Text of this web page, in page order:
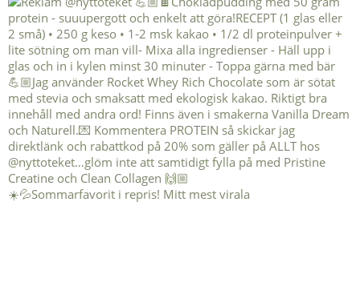
☀️💦Sommarfavorit i repris! Mitt mest virala